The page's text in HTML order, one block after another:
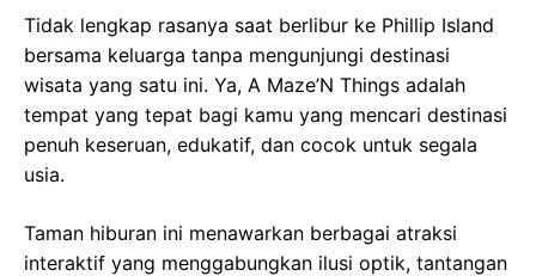
Tidak lengkap rasanya saat berlibur ke Phillip Island
bersama keluarga tanpa mengunjungi destinasi
wisata yang satu ini. Ya, A Maze’N Things adalah
tempat yang tepat bagi kamu yang mencari destinasi
penuh keseruan, edukatif, dan cocok untuk segala
usia.
Taman hiburan ini menawarkan berbagai atraksi
interaktif yang menggabungkan ilusi optik, tantangan